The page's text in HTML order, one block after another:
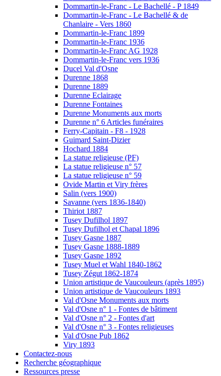
Dommartin-le-Franc - Le Bachellé - P 1849
Dommartin-le-Franc - Le Bachellé & de
Chanlaire - Vers 1860
Dommartin-le-Franc 1899
Dommartin-le-Franc 1936
Dommartin-le-Franc AG 1928
Dommartin-le-Franc vers 1936
Ducel Val d'Osne
Durenne 1868
Durenne 1889
Durenne Eclairage
Durenne Fontaines
Durenne Monuments aux morts
Durenne n° 6 Articles funéraires
Ferry-Capitain - F8 - 1928
Guimard Saint-Dizier
Hochard 1884
La statue religieuse (PF)
La statue religieuse n° 57
La statue religieuse n° 59
Ovide Martin et Viry frères
Salin (vers 1900)
Savanne (vers 1836-1840)
Thiriot 1887
Tusey Dufilhol 1897
Tusey Dufilhol et Chapal 1896
Tusey Gasne 1887
Tusey Gasne 1888-1889
Tusey Gasne 1892
Tusey Muel et Wahl 1840-1862
Tusey Zégut 1862-1874
Union artistique de Vaucouleurs (après 1895)
Union artistique de Vaucouleurs 1893
Val d'Osne Monuments aux morts
Val d'Osne n° 1 - Fontes de bâtiment
Val d'Osne n° 2 - Fontes d'art
Val d'Osne n° 3 - Fontes religieuses
Val d'Osne Pub 1862
Viry 1893
Contactez-nous
Recherche géographique
Ressources presse